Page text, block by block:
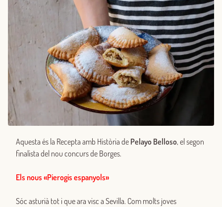
Aquesta és la Recepta amb Història de Pelayo Belloso, el segon
finalista del nou concurs de Borges.
Els nous «Pierogis espanyols»
Sóc asturià tot i que ara visc a Sevilla. Com molts joves